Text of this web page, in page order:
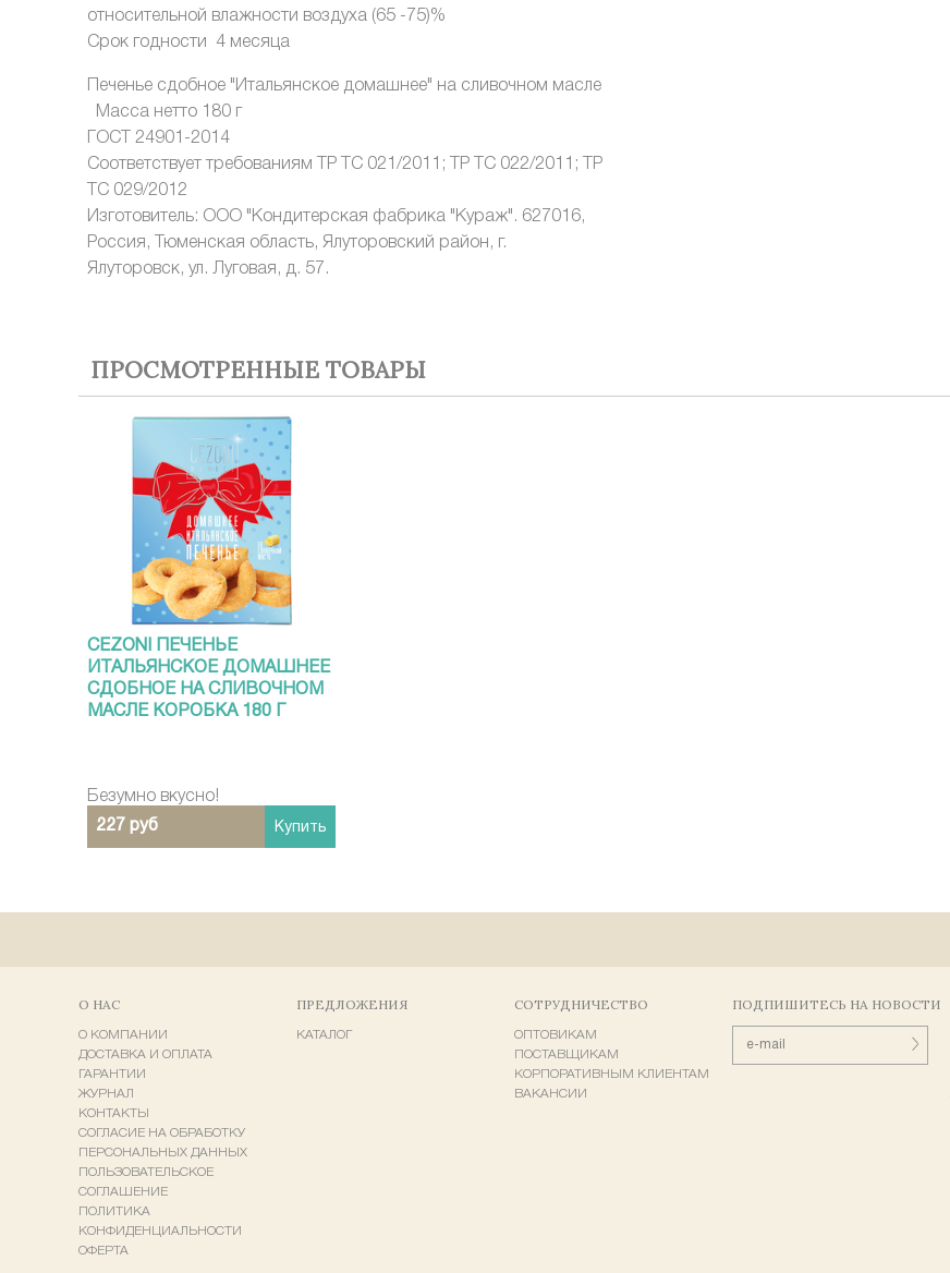
относительной влажности воздуха (65 -75)%
Срок годности 4 месяца
Печенье сдобное "Итальянское домашнее" на сливочном масле
Масса нетто 180 г
ГОСТ 24901-2014
Соответствует требованиям ТР ТС 021/2011; ТР ТС 022/2011; ТР
ТС 029/2012
Изготовитель: ООО "Кондитерская фабрика "Кураж". 627016,
Россия, Тюменская область, Ялуторовский район, г.
Ялуторовск, ул. Луговая, д. 57.
ПРОСМОТРЕННЫЕ ТОВАРЫ
CEZONI ПЕЧЕНЬЕ
ИТАЛЬЯНСКОЕ ДОМАШНЕЕ
СДОБНОЕ НА СЛИВОЧНОМ
МАСЛЕ КОРОБКА 180 Г
Безумно вкусно!
227 руб
Купить
О НАС
О КОМПАНИИ
ДОСТАВКА И ОПЛАТА
ГАРАНТИИ
ЖУРНАЛ
КОНТАКТЫ
СОГЛАСИЕ НА ОБРАБОТКУ
ПЕРСОНАЛЬНЫХ ДАННЫХ
ПОЛЬЗОВАТЕЛЬСКОЕ
СОГЛАШЕНИЕ
ПОЛИТИКА
КОНФИДЕНЦИАЛЬНОСТИ
ОФЕРТА
ПРЕДЛОЖЕНИЯ
КАТАЛОГ
СОТРУДНИЧЕСТВО
ОПТОВИКАМ
ПОСТАВЩИКАМ
КОРПОРАТИВНЫМ КЛИЕНТАМ
ВАКАНСИИ
ПОДПИШИТЕСЬ НА НОВОСТИ